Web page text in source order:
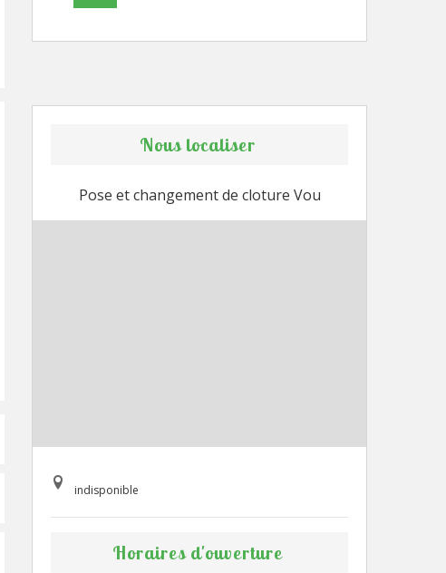
Nous localiser
Pose et changement de cloture Vou
indisponible
Horaires d'ouverture